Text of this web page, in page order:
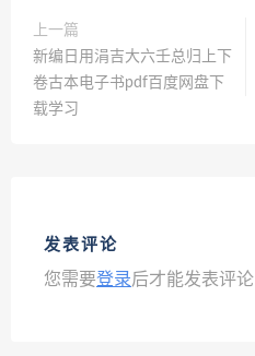
上一篇
新编日用涓吉大六壬总归上下
卷古本电子书pdf百度网盘下
载学习
发表评论
您需要登录后才能发表评论